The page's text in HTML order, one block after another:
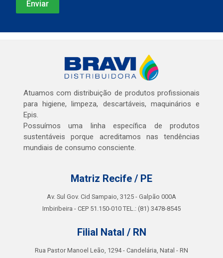
Atuamos com distribuição de produtos profissionais
para higiene, limpeza, descartáveis, maquinários e
Epis.
Possuímos uma linha específica de produtos
sustentáveis porque acreditamos nas tendências
mundiais de consumo consciente.
Matriz Recife / PE
Av. Sul Gov. Cid Sampaio, 3125 - Galpão 000A
Imbiribeira - CEP 51.150-010 TEL.: (81) 3478-8545
Filial Natal / RN
Rua Pastor Manoel Leão, 1294 - Candelária, Natal - RN